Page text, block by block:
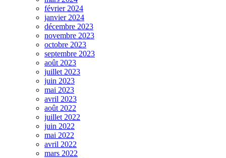
février 2024
janvier 2024
décembre 2023
novembre 2023
octobre 2023
septembre 2023
août 2023
juillet 2023
juin 2023
mai 2023
avril 2023
août 2022
juillet 2022
juin 2022
mai 2022
avril 2022
mars 2022